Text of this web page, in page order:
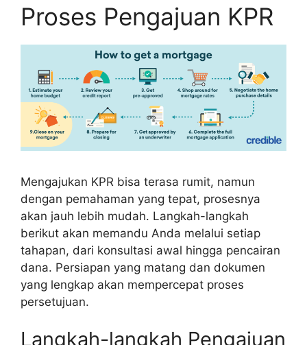
Proses Pengajuan KPR
Mengajukan KPR bisa terasa rumit, namun
dengan pemahaman yang tepat, prosesnya
akan jauh lebih mudah. Langkah-langkah
berikut akan memandu Anda melalui setiap
tahapan, dari konsultasi awal hingga pencairan
dana. Persiapan yang matang dan dokumen
yang lengkap akan mempercepat proses
persetujuan.
Langkah-langkah Pengajuan